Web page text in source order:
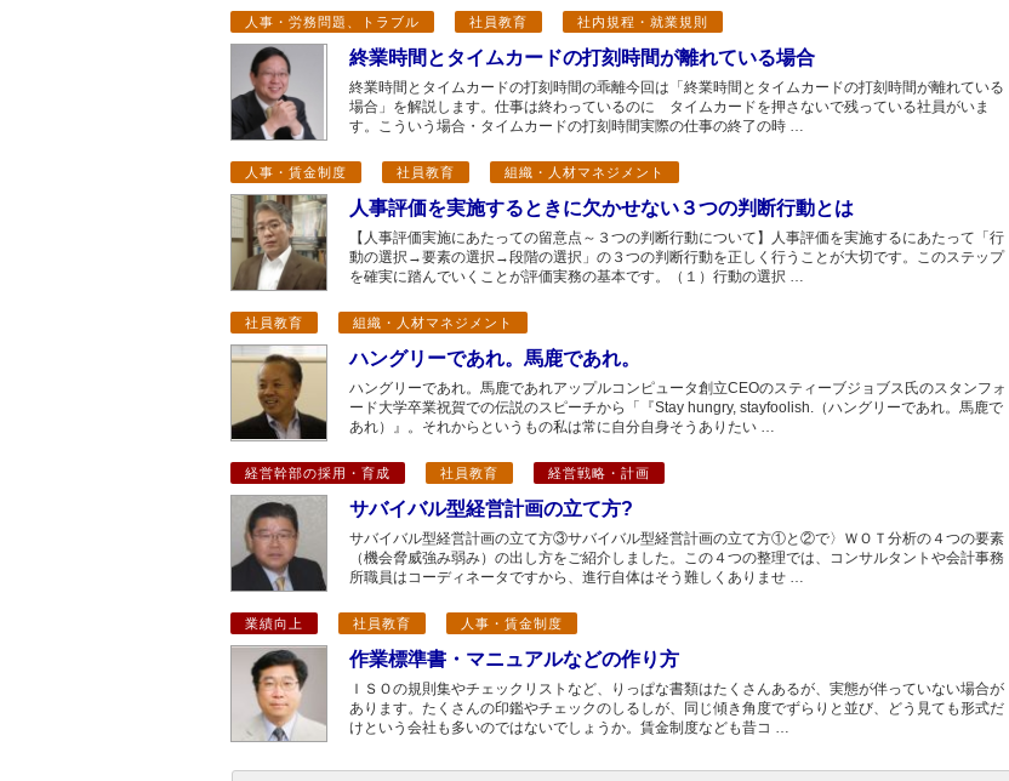
人事・労務問題、トラブル 社員教育 社内規程・就業規則
終業時間とタイムカードの打刻時間が離れている場合
終業時間とタイムカードの打刻時間の乖離今回は「終業時間とタイムカードの打刻時間が離れている
場合」を解説します。仕事は終わっているのに タイムカードを押さないで残っている社員がいま
す。こういう場合・タイムカードの打刻時間実際の仕事の終了の時 …
人事・賃金制度 社員教育 組織・人材マネジメント
人事評価を実施するときに欠かせない３つの判断行動とは
【人事評価実施にあたっての留意点～３つの判断行動について】人事評価を実施するにあたって「行
動の選択→要素の選択→段階の選択」の３つの判断行動を正しく行うことが大切です。このステップ
を確実に踏んでいくことが評価実務の基本です。（１）行動の選択 …
社員教育 組織・人材マネジメント
ハングリーであれ。馬鹿であれ。
ハングリーであれ。馬鹿であれアップルコンピュータ創立CEOのスティーブジョブス氏のスタンフォ
ード大学卒業祝賀での伝説のスピーチから「『Stay hungry, stayfoolish.（ハングリーであれ。馬鹿で
あれ）』。それからというもの私は常に自分自身そうありたい …
経営幹部の採用・育成 社員教育 経営戦略・計画
サバイバル型経営計画の立て方?
サバイバル型経営計画の立て方③サバイバル型経営計画の立て方①と②で〉ＷＯＴ分析の４つの要素
（機会脅威強み弱み）の出し方をご紹介しました。この４つの整理では、コンサルタントや会計事務
所職員はコーディネータですから、進行自体はそう難しくありませ …
業績向上 社員教育 人事・賃金制度
作業標準書・マニュアルなどの作り方
ＩＳＯの規則集やチェックリストなど、りっぱな書類はたくさんあるが、実態が伴っていない場合が
あります。たくさんの印鑑やチェックのしるしが、同じ傾き角度でずらりと並び、どう見ても形式だ
けという会社も多いのではないでしょうか。賃金制度なども昔コ …